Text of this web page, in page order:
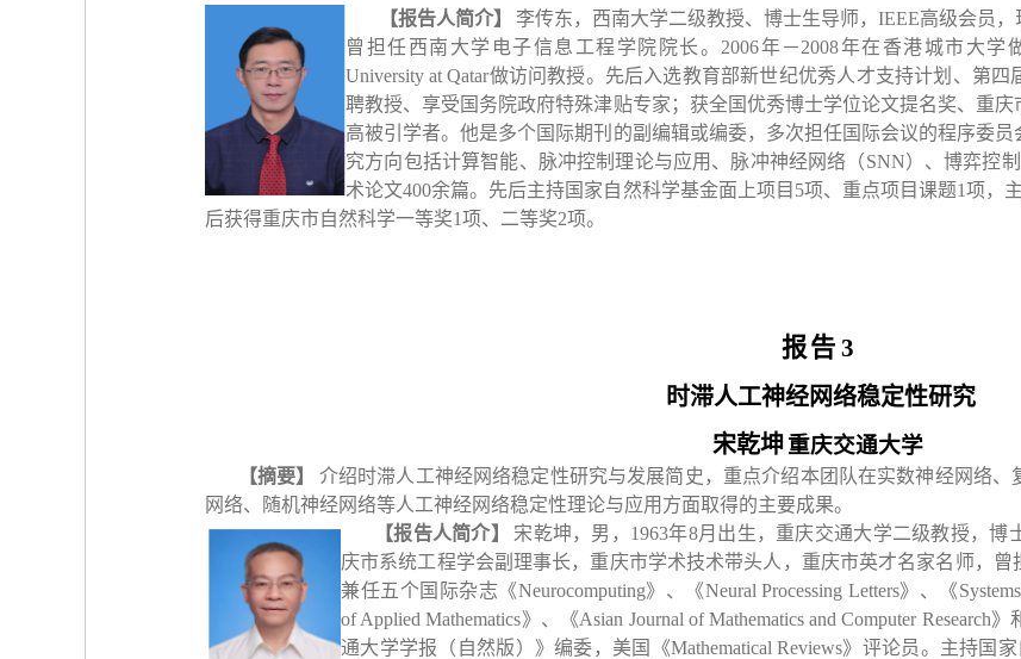
【报告人简介】 李传东，西南大学二级教授、博士生导师， IEEE高级会员，
曾担任西南大学电子信息工程学院院长。 2006年－2008年在香港城市大学
University at Qatar做访问教授。先后入选教育部新世纪优秀人才支持计划、第
聘教授、享受国务院政府特殊津贴专家；获全国优秀博士学位论文提名奖、重
高被引学者。他是多个国际期刊的副编辑或编委，多次担任国际会议的程序委
究方向包括计算智能、脉冲控制理论与应用、脉冲神经网络（SNN）、博弈控
术论文400余篇。先后主持国家自然科学基金面上项目 5项、重点项目课题1项，
后获得重庆市自然科学一等奖1项、二等奖2项。
报告3
时滞人工神经网络稳定性研究
宋乾坤 重庆交通大学
【摘要】
介绍时滞人工神经网络稳定性研究与发展简史，重点介绍本团队在实数神经网络
网络、随机神经网络等人工神经网络稳定性理论与应用方面取得的主要成果。
【报告人简介】
宋乾坤，男， 1963年8月出生，重庆交通大学二级教授，博
庆市系统工程学会副理事长，重庆市学术技术带头人，重庆市英才名家名师，
兼任五个国际杂志《Neurocomputing》、《Neural Processing Letters》、《
of Applied Mathematics》、《Asian Journal of Mathematics and Computer Research》
通大学学报（自然版）》编委，美国《Mathematical Reviews》评论员。主持国